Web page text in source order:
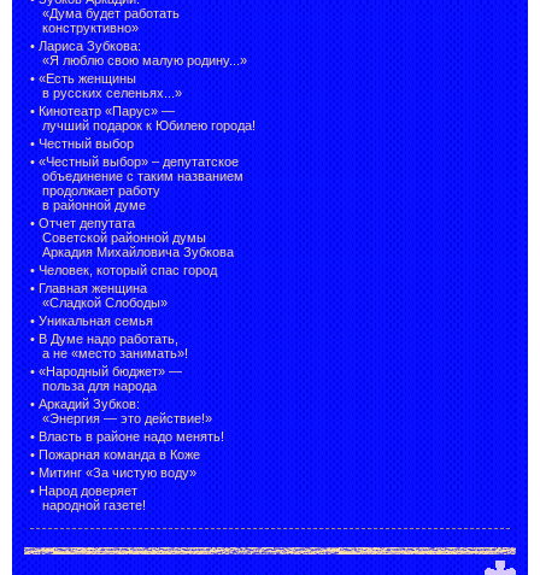
«Дума будет работать
конструктивно»
• Лариса Зубкова:
«Я люблю свою малую родину...»
• «Есть женщины
в русских селеньях...»
• Кинотеатр «Парус» —
лучший подарок к Юбилею города!
• Честный выбор
• «Честный выбор» – депутатское
объединение с таким названием
продолжает работу
в районной думе
• Отчет депутата
Советской районной думы
Аркадия Михайловича Зубкова
• Человек, который спас город
• Главная женщина
«Сладкой Слободы»
• Уникальная семья
• В Думе надо работать,
а не «место занимать»!
• «Народный бюджет» —
польза для народа
• Аркадий Зубков:
«Энергия — это действие!»
• Власть в районе надо менять!
• Пожарная команда в Коже
• Митинг «За чистую воду»
• Народ доверяет
народной газете!